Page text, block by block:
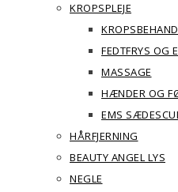
KROPSPLEJE
FEDTFRYS OG
MASSAGE
HÆNDER OG
EMS
HÅRFJERNING
BEAUTY ANGEL LYS
NEGLE